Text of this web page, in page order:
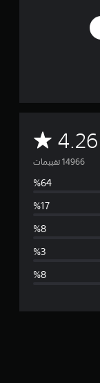
4.26م
ت
و
س
ط
ت